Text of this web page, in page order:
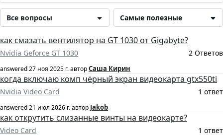
Самые полезные
Все вопросы
как смазать вентилятор на GT 1030 от Gigabyte?
Nvidia Geforce GT 1030 2 Ответов
answered27 ноя 2025 г.авторСаша Кирин
когда включаю комп чёрный экран видеокарта gtx550ti
Nvidia Video Card 1 ответ
answered21 июл 2026 г.автор Jakob
как открутить слизанные винты на видеокарте?
Video Card 1 ответ